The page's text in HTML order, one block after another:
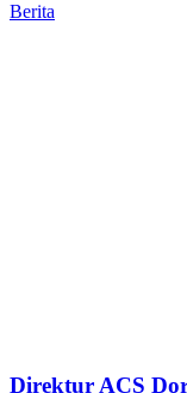
Berita
Direktur ACS